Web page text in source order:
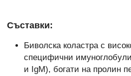
Съставки:
Биволска коластра с
специфични
и IgM), богати на пролин